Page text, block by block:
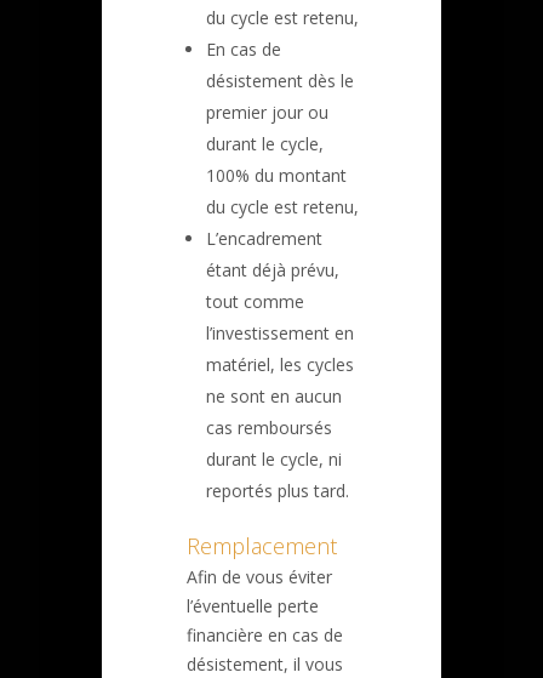
du cycle est retenu,
En cas de
désistement dès le
premier jour ou
durant le cycle,
100% du montant
du cycle est retenu,
L’encadrement
étant déjà prévu,
tout comme
l’investissement en
matériel, les cycles
ne sont en aucun
cas remboursés
durant le cycle, ni
reportés plus tard.
Remplacement
Afin de vous éviter
l’éventuelle perte
financière en cas de
désistement, il vous